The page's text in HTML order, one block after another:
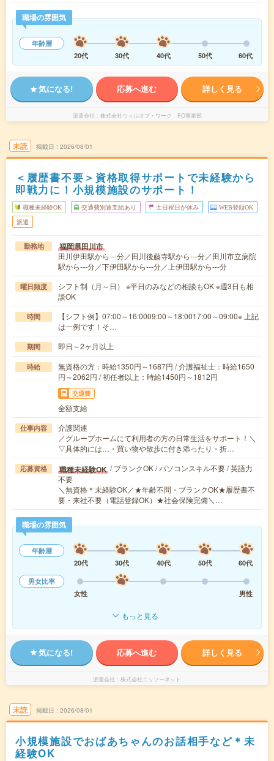
職場の雰囲気
年齢層
20代
30代 40代 50代 60代
気になる! 応募へ進む 詳しく見る
派遣会社 株式会社ウィルオブ・ワーク FO事業部
未読 掲載日 2026/08/01
＜履歴書不要＞資格取得サポートで未経験から
即戦力に！小規模施設のサポート！
職種未経験OK 交通費別途支給あり 土日祝日が休み WEB登録OK
派遣
勤務地 福岡県田川市
田川伊田駅から---分／田川後藤寺駅から---分／田川市立病院
駅から---分／下伊田駅から---分／上伊田駅から---分
曜日頻度
シフト制（月～日） ※平日のみなどの相談もOK ※週3日も相
談OK
時間
【シフト例】07:00～16:0009:00～18:0017:00～09:00※ 上記
は一例です！そ…
期間 即日～2ヶ月以上
時給
無資格の方：時給1350円～1687円 / 介護福祉士：時給1650
円～2062円 / 初任者以上：時給1450円～1812円
交通費
全額支給
仕事内容
介護関連
／グループホームにて利用者の方の日常生活をサポート！＼
▽具体的には…・買い物や散歩に付き添ったり・折…
応募資格 職種未経験OK / ブランクOK / パソコンスキル不要 / 英語力
不要
＼無資格＊未経験OK／★年齢不問・ブランクOK★履歴書不
要・来社不要（電話登録OK）★社会保険完備＼…
職場の雰囲気
年齢層
20代
30代 40代 50代
60代
男女比率
女性
男性
もっと見る
気になる! 応募へ進む 詳しく見る
派遣会社 株式会社ニッソーネット
未読 掲載日 2026/08/01
小規模施設でおばあちゃんのお話相手など＊未
経験OK